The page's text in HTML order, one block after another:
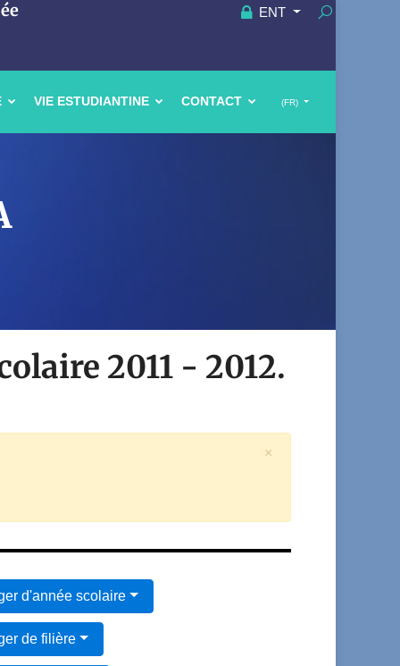
ENT
(FR)
VIE ESTUDIANTINE CONTACT
2011 - 2012.
×
d'année scolaire
de filière